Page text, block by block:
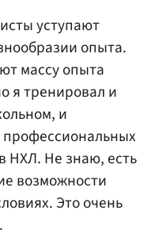
уступают
опыта.
массу опыта
я тренировал и
и
НХЛ. Не знаю, есть
возможности
Это очень